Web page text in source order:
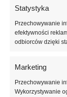
Statystyka
Przechowywanie
efektywności
odbiorców dzięki
Marketing
Przechowywanie
Wykorzystywanie
się warstwę
ścianą, należy
rozpocząć w
dociskając je do
styków płyt.
Po ułożeniu
warstwach)